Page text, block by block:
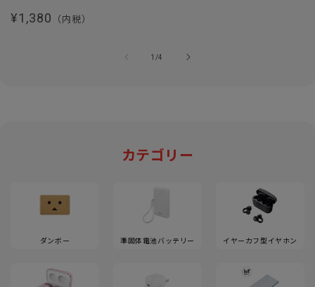
通常価格
¥1,380 （内税）
1 /
の4
カテゴリー
ダンボー 準固体電池バッテリー イヤーカフ型イヤホン